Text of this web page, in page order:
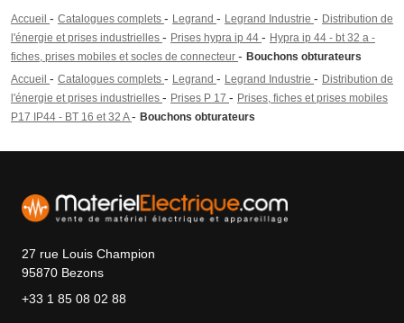
Accueil - Catalogues complets - Legrand - Legrand Industrie - Distribution de
l'énergie et prises industrielles - Prises hypra ip 44 - Hypra ip 44 - bt 32 a -
fiches, prises mobiles et socles de connecteur - Bouchons obturateurs
Accueil - Catalogues complets - Legrand - Legrand Industrie - Distribution de
l'énergie et prises industrielles - Prises P 17 - Prises, fiches et prises mobiles
P17 IP44 - BT 16 et 32 A- Bouchons obturateurs
27 rue Louis Champion
95870 Bezons
+33 1 85 08 02 88